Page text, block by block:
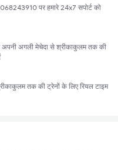
पर हमारे 24x7 सपोर्ट को
अगली मेचेदा से श्रीकाकुलम तक की
तक की ट्रेनों के लिए रियल टाइम